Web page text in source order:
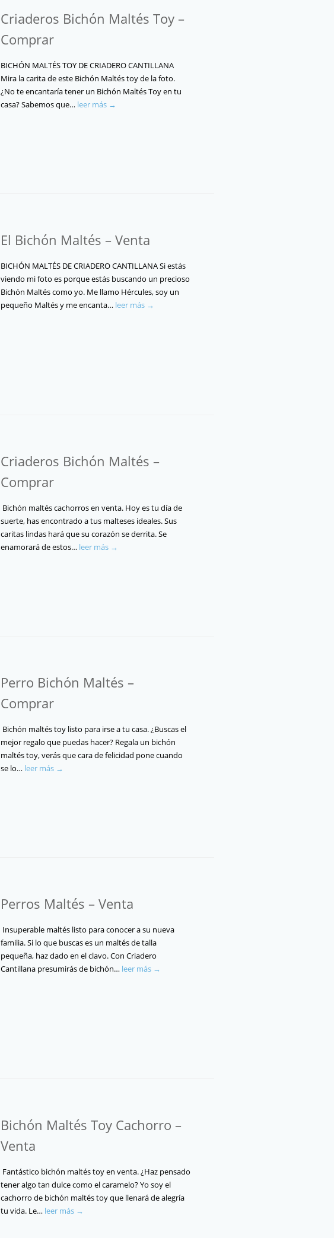
Criaderos Bichón Maltés Toy –
Comprar
BICHÓN MALTÉS TOY DE CRIADERO CANTILLANA
Mira la carita de este Bichón Maltés toy de la foto.
¿No te encantaría tener un Bichón Maltés Toy en tu
casa? Sabemos que… leer más →
El Bichón Maltés – Venta
BICHÓN MALTÉS DE CRIADERO CANTILLANA Si estás
viendo mi foto es porque estás buscando un precioso
Bichón Maltés como yo. Me llamo Hércules, soy un
pequeño Maltés y me encanta… leer más →
Criaderos Bichón Maltés –
Comprar
Bichón maltés cachorros en venta. Hoy es tu día de
suerte, has encontrado a tus malteses ideales. Sus
caritas lindas hará que su corazón se derrita. Se
enamorará de estos… leer más →
Perro Bichón Maltés –
Comprar
Bichón maltés toy listo para irse a tu casa. ¿Buscas el
mejor regalo que puedas hacer? Regala un bichón
maltés toy, verás que cara de felicidad pone cuando
se lo… leer más →
Perros Maltés – Venta
Insuperable maltés listo para conocer a su nueva
familia. Si lo que buscas es un maltés de talla
pequeña, haz dado en el clavo. Con Criadero
Cantillana presumirás de bichón… leer más →
Bichón Maltés Toy Cachorro –
Venta
Fantástico bichón maltés toy en venta. ¿Haz pensado
tener algo tan dulce como el caramelo? Yo soy el
cachorro de bichón maltés toy que llenará de alegría
tu vida. Le… leer más →